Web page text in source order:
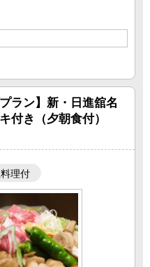
ラン】新・日進舘名
付き（夕朝食付）
理付